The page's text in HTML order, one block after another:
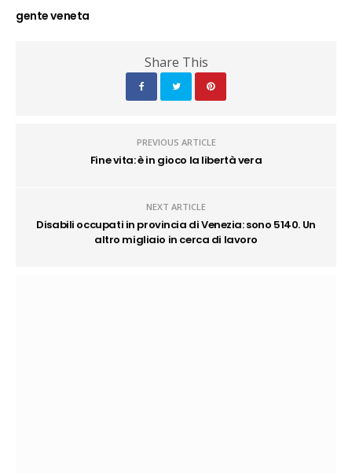
gente veneta
Share This
PREVIOUS ARTICLE
Fine vita: è in gioco la libertà vera
NEXT ARTICLE
Disabili occupati in provincia di Venezia: sono 5140. Un
altro migliaio in cerca di lavoro